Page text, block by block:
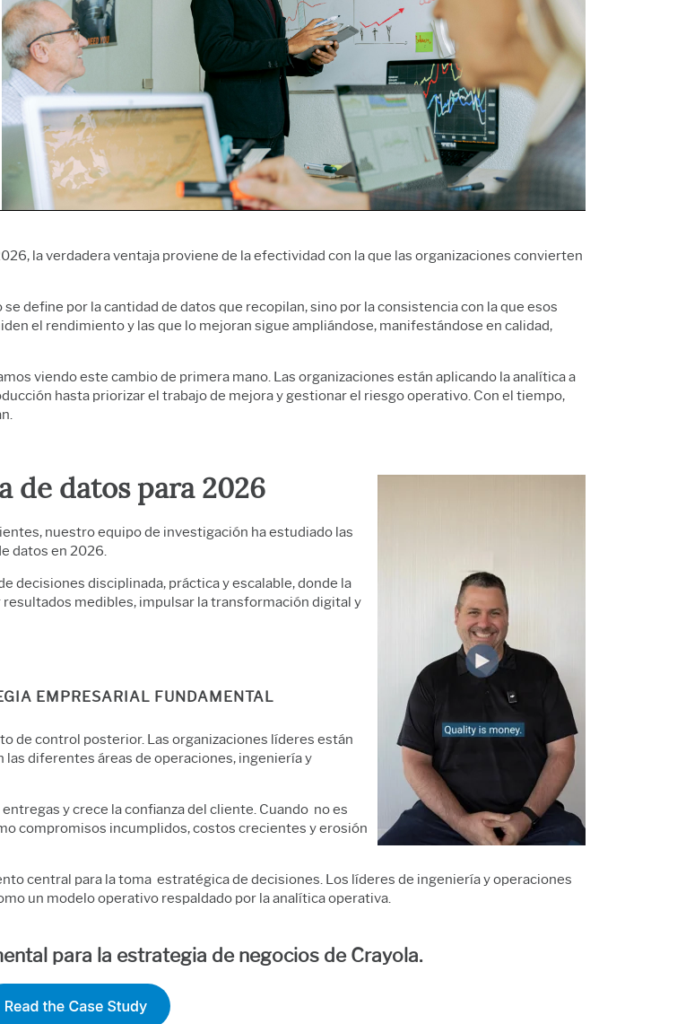
Prolink Data Collection y
SPC
Simulación de eventos
definidos con Simul8
SPM
Servicios
Software y Tecnología
Analítica de datos de
marketing
Descargas
Política de soporte
técnico
la verdadera ventaja proviene de la efectividad con la que las organizaciones convierten
define por la cantidad de datos que recopilan, sino por la consistencia con la que esos
el rendimiento y las que lo mejoran sigue ampliándose, manifestándose en calidad,
viendo este cambio de primera mano. Las organizaciones están aplicando la analítica a
hasta priorizar el trabajo de mejora y gestionar el riesgo operativo. Con el tiempo,
de datos para 2026
nuestro equipo de investigación ha estudiado las
datos en 2026.
decisiones disciplinada, práctica y escalable, donde la
medibles, impulsar la transformación digital y
EMPRESARIAL FUNDAMENTAL
de control posterior. Las organizaciones líderes están
las diferentes áreas de operaciones, ingeniería y
y crece la confianza del cliente. Cuando no es
compromisos incumplidos, costos crecientes y erosión
central para la toma estratégica de decisiones. Los líderes de ingeniería y operaciones
un modelo operativo respaldado por la analítica operativa.
para la estrategia de negocios de Crayola.